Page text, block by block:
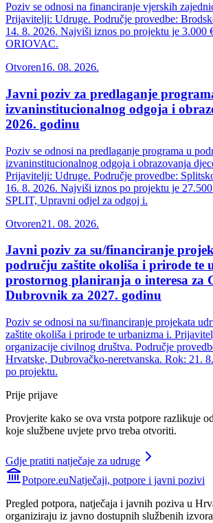
Poziv se odnosi na financiranje vjerskih
Prijavitelji: Udruge. Područje provedbe:
14. 8. 2026. Najviši iznos po projektu je 3.000
ORIOVAC.
Otvoren16. 08. 2026.
Javni poziv za predlaganje
izvaninstitucionalnog odgoja i
2026. godinu
Poziv se odnosi na predlaganje programa u
izvaninstitucionalnog odgoja i obrazovanja
Prijavitelji: Udruge. Područje provedbe:
16. 8. 2026. Najviši iznos po projektu je
SPLIT, Upravni odjel za odgoj i.
Otvoren21. 08. 2026.
Javni poziv za su/financiranje
području zaštite okoliša i prirode te
prostornog planiranja o interesa za
Dubrovnik za 2027. godinu
Poziv se odnosi na su/financiranje projekata
zaštite okoliša i prirode te urbanizma i.
organizacije civilnog društva. Područje
Hrvatske, Dubrovačko-neretvanska. Rok: 21.
po projektu.
Prije prijave
Provjerite kako se ova vrsta potpore razlikuje
koje službene uvjete prvo treba otvoriti.
Gdje pratiti natječaje za udruge
Potpore.euNatječaji, potpore i javni pozivi
Pregled potpora, natječaja i javnih poziva u
organiziraju iz javno dostupnih službenih